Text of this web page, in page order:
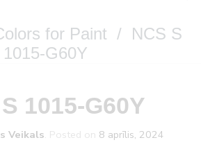
for Paint / NCS S
1015-G60Y
1015-G60Y
Veikals Posted on 8 aprīlis, 2024